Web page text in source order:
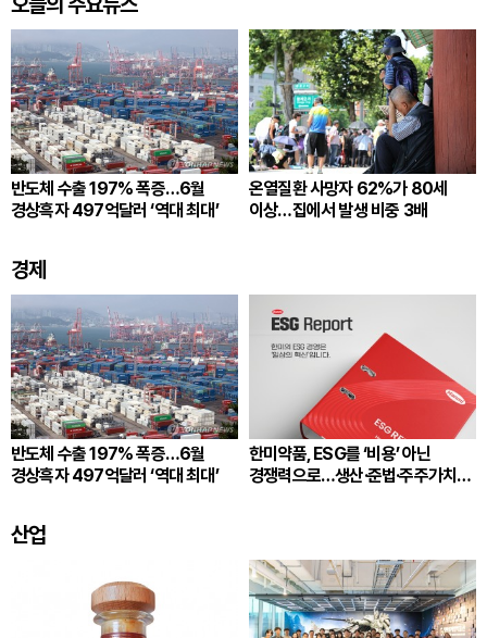
반도체 수출 197% 폭증…6월
경상흑자 497억달러 ‘역대 최대’
온열질환 사망자 62%가 80세
이상…집에서 발생 비중 3배
경제
반도체 수출 197% 폭증…6월
경상흑자 497억달러 ‘역대 최대’
한미약품, ESG를 ‘비용’ 아닌
경쟁력으로…생산·준법·주주가치
산업